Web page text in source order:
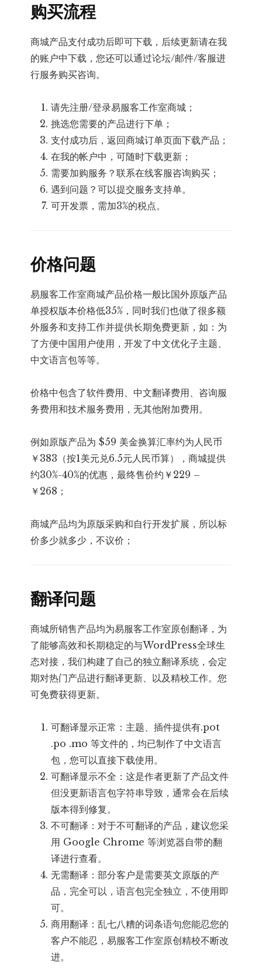
购买流程
商城产品支付成功后即可下载，后续更新请在我
的账户中下载，您还可以通过论坛/邮件/客服进
行服务购买咨询。
请先注册/登录易服客工作室商城；
挑选您需要的产品进行下单；
支付成功后，返回商城订单页面下载产品；
在我的帐户中，可随时下载更新；
需要加购服务？联系在线客服咨询购买；
遇到问题？可以提交服务支持单。
可开发票，需加3%的税点。
价格问题
易服客工作室商城产品价格一般比国外原版产品
单授权版本价格低35%，同时我们也做了很多额
外服务和支持工作并提供长期免费更新，如：为
了方便中国用户使用，开发了中文优化子主题、
中文语言包等等。
价格中包含了软件费用、中文翻译费用、咨询服
务费用和技术服务费用，无其他附加费用。
例如原版产品为 $59 美金换算汇率约为人民币
￥383（按1美元兑6.5元人民币算），商城提供
约30%-40%的优惠，最终售价约￥229 –
￥268；
商城产品均为原版采购和自行开发扩展，所以标
价多少就多少，不议价；
翻译问题
商城所销售产品均为易服客工作室原创翻译，为
了能够高效和长期稳定的与WordPress全球生
态对接，我们构建了自己的独立翻译系统，会定
期对热门产品进行翻译更新、以及精校工作。您
可免费获得更新。
可翻译显示正常：主题、插件提供有.pot
.po .mo 等文件的，均已制作了中文语言
包，您可以直接下载使用。
可翻译显示不全：这是作者更新了产品文件
但没更新语言包字符串导致，通常会在后续
版本得到修复。
不可翻译：对于不可翻译的产品，建议您采
用 Google Chrome 等浏览器自带的翻
译进行查看。
无需翻译：部分客户是需要英文原版的产
品，完全可以，语言包完全独立，不使用即
可。
商用翻译：乱七八糟的词条语句您能忍您的
客户不能忍，易服客工作室原创精校不断改
进。